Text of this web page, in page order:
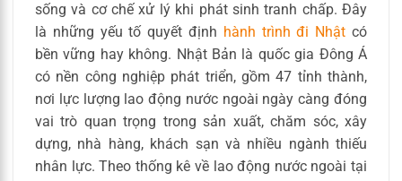
sống và cơ chế xử lý khi phát sinh tranh chấp. Đây
là những yếu tố quyết định hành trình đi Nhật có
bền vững hay không. Nhật Bản là quốc gia Đông Á
có nền công nghiệp phát triển, gồm 47 tỉnh thành,
nơi lực lượng lao động nước ngoài ngày càng đóng
vai trò quan trọng trong sản xuất, chăm sóc, xây
dựng, nhà hàng, khách sạn và nhiều ngành thiếu
nhân lực. Theo thống kê về lao động nước ngoài tại